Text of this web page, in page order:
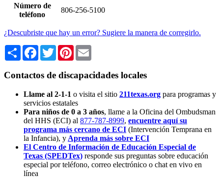
Número de
teléfono
806-256-5100
¿Descubriste que hay un error? Sugiere la manera de corregirlo.
Share Facebook
TwitterPinterest
Contactos de discapacidades locales
Llame al 2-1-1 o visita el sitio 211texas.org para programas y
servicios estatales
Para niños de 0 a 3 años, llame a la Oficina del Ombudsman
del HHS (ECI) al 877-787-8999, encuentre aquí su
programa más cercano de ECI (Intervención Temprana en
la Infancia), y Aprenda más sobre ECI
El Centro de Información de Educación Especial de
Texas (SPEDTex) responde sus preguntas sobre educación
especial por teléfono, correo electrónico o chat en vivo en
línea